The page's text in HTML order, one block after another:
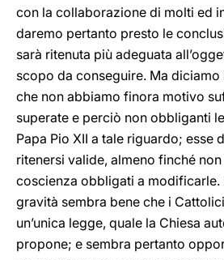
con la collaborazione di molti ed
daremo pertanto presto le
sarà ritenuta più adeguata
scopo da conseguire. Ma
che non abbiamo finora motivo
superate e perciò non obbliganti
Papa Pio XII a tale riguardo; esse
ritenersi valide, almeno finché
coscienza obbligati a modificarle.
gravità sembra bene che i
un’unica legge, quale la Chiesa
propone; e sembra pertanto